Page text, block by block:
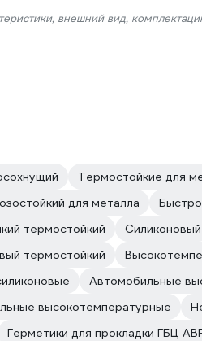
внешний вид,
Термостойкие для
для металла
термостойкий Силиконовый
термостойкий
Автомобильные
высокотемпературные
Герметики для прокладки ГБЦ